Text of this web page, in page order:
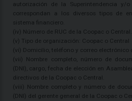
autorización de la Superintendencia y/
correspondan a los diversos tipos de
sistema financiero.
(iv) Número de RUC de la Coopac o Central.
(v) Tipo de organización: Coopac o Central
(vi) Domicilio, teléfono y correo electrónico
(vii) Nombre completo, número de
(DNI), cargo, fecha de elección en
directivos de la Coopac o Central.
(viii) Nombre completo y número de
(DNI) del gerente general de la Coopac o